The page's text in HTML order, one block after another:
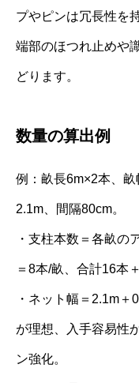
プやピンは冗長性を
端部のほつれ止めや
どります。
数量の算出例
例：畝長6m×2本、
2.1m、間隔80cm。
・支柱本数＝各畝の
＝8本/畝、合計16本
・ネット幅＝2.1m
が理想、入手容易性
ン強化。